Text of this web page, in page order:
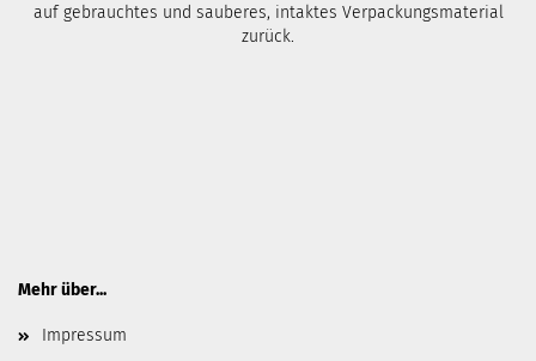
auf gebrauchtes und sauberes, intaktes Verpackungsmaterial
zurück.
Mehr über...
Impressum